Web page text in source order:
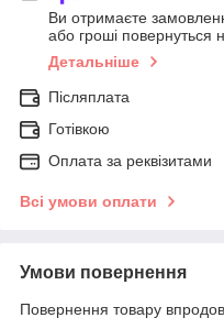
Ви отримаєте
або гроші повернуться
Детальніше
Післяплата
Готівкою
Оплата за реквізитами
Всі умови оплати
Умови повернення
Повернення товару